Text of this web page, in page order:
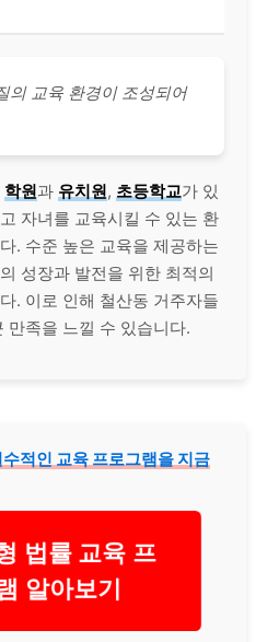
의 교육 환경이 조성되어
학원과 유치원, 초등학교가 있
자녀를 교육시킬 수 있는 환
. 수준 높은 교육을 제공하는
성장과 발전을 위한 최적의
. 이로 인해 철산동 거주자들
만족을 느낄 수 있습니다.
적인 교육 프로그램을 지금
법률 교육 프
알아보기